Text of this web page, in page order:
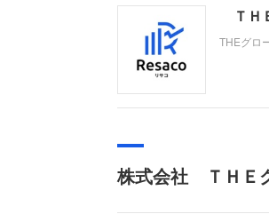
ＴＨ
THEグロ
株式会社 ＴＨＥ